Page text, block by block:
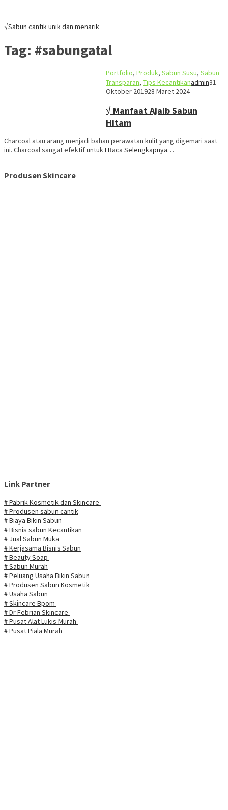
√Sabun cantik unik dan menarik
Tag: #sabungatal
Portfolio, Produk, Sabun Susu, Sabun
Transparan, Tips Kecantikanadmin31
Oktober 201928 Maret 2024
√ Manfaat Ajaib Sabun
Hitam
Charcoal atau arang menjadi bahan perawatan kulit yang digemari saat
ini. Charcoal sangat efektif untukI Baca Selengkapnya…
Produsen Skincare
Link Partner
# Pabrik Kosmetik dan Skincare
# Produsen sabun cantik
# Biaya Bikin Sabun
# Bisnis sabun Kecantikan
# Jual Sabun Muka
# Kerjasama Bisnis Sabun
# Beauty Soap
# Sabun Murah
# Peluang Usaha Bikin Sabun
# Produsen Sabun Kosmetik
# Usaha Sabun
# Skincare Bpom
# Dr Febrian Skincare
# Pusat Alat Lukis Murah
# Pusat Piala Murah